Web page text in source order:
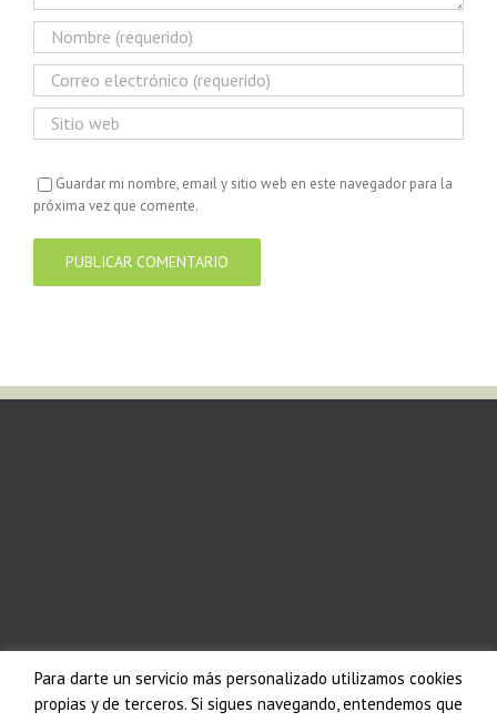
Guardar mi nombre, email y sitio web en este navegador para la
próxima vez que comente.
Para darte un servicio más personalizado utilizamos cookies
propias y de terceros. Si sigues navegando, entendemos que